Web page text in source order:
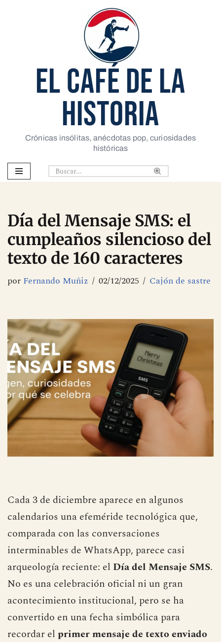
EL CAFÉ DE LA
HISTORIA
Crónicas insólitas, anécdotas pop, curiosidades
históricas
Día del Mensaje SMS: el
cumpleaños silencioso del
texto de 160 caracteres
por Fernando Muñiz 02/12/2025 Cajón de sastre
Cada 3 de diciembre aparece en algunos
calendarios una efeméride tecnológica que,
comparada con las conversaciones
interminables de WhatsApp, parece casi
arqueología reciente: el Día del Mensaje SMS.
No es una celebración oficial ni un gran
acontecimiento institucional, pero se ha
convertido en una fecha simbólica para
recordar el primer mensaje de texto enviado